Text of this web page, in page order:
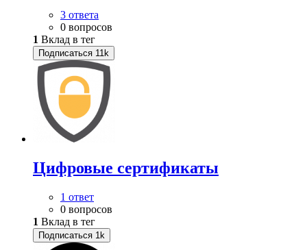
3 ответа
0 вопросов
1 Вклад в тег
Подписаться 11k
Цифровые сертификаты
1 ответ
0 вопросов
1 Вклад в тег
Подписаться 1k